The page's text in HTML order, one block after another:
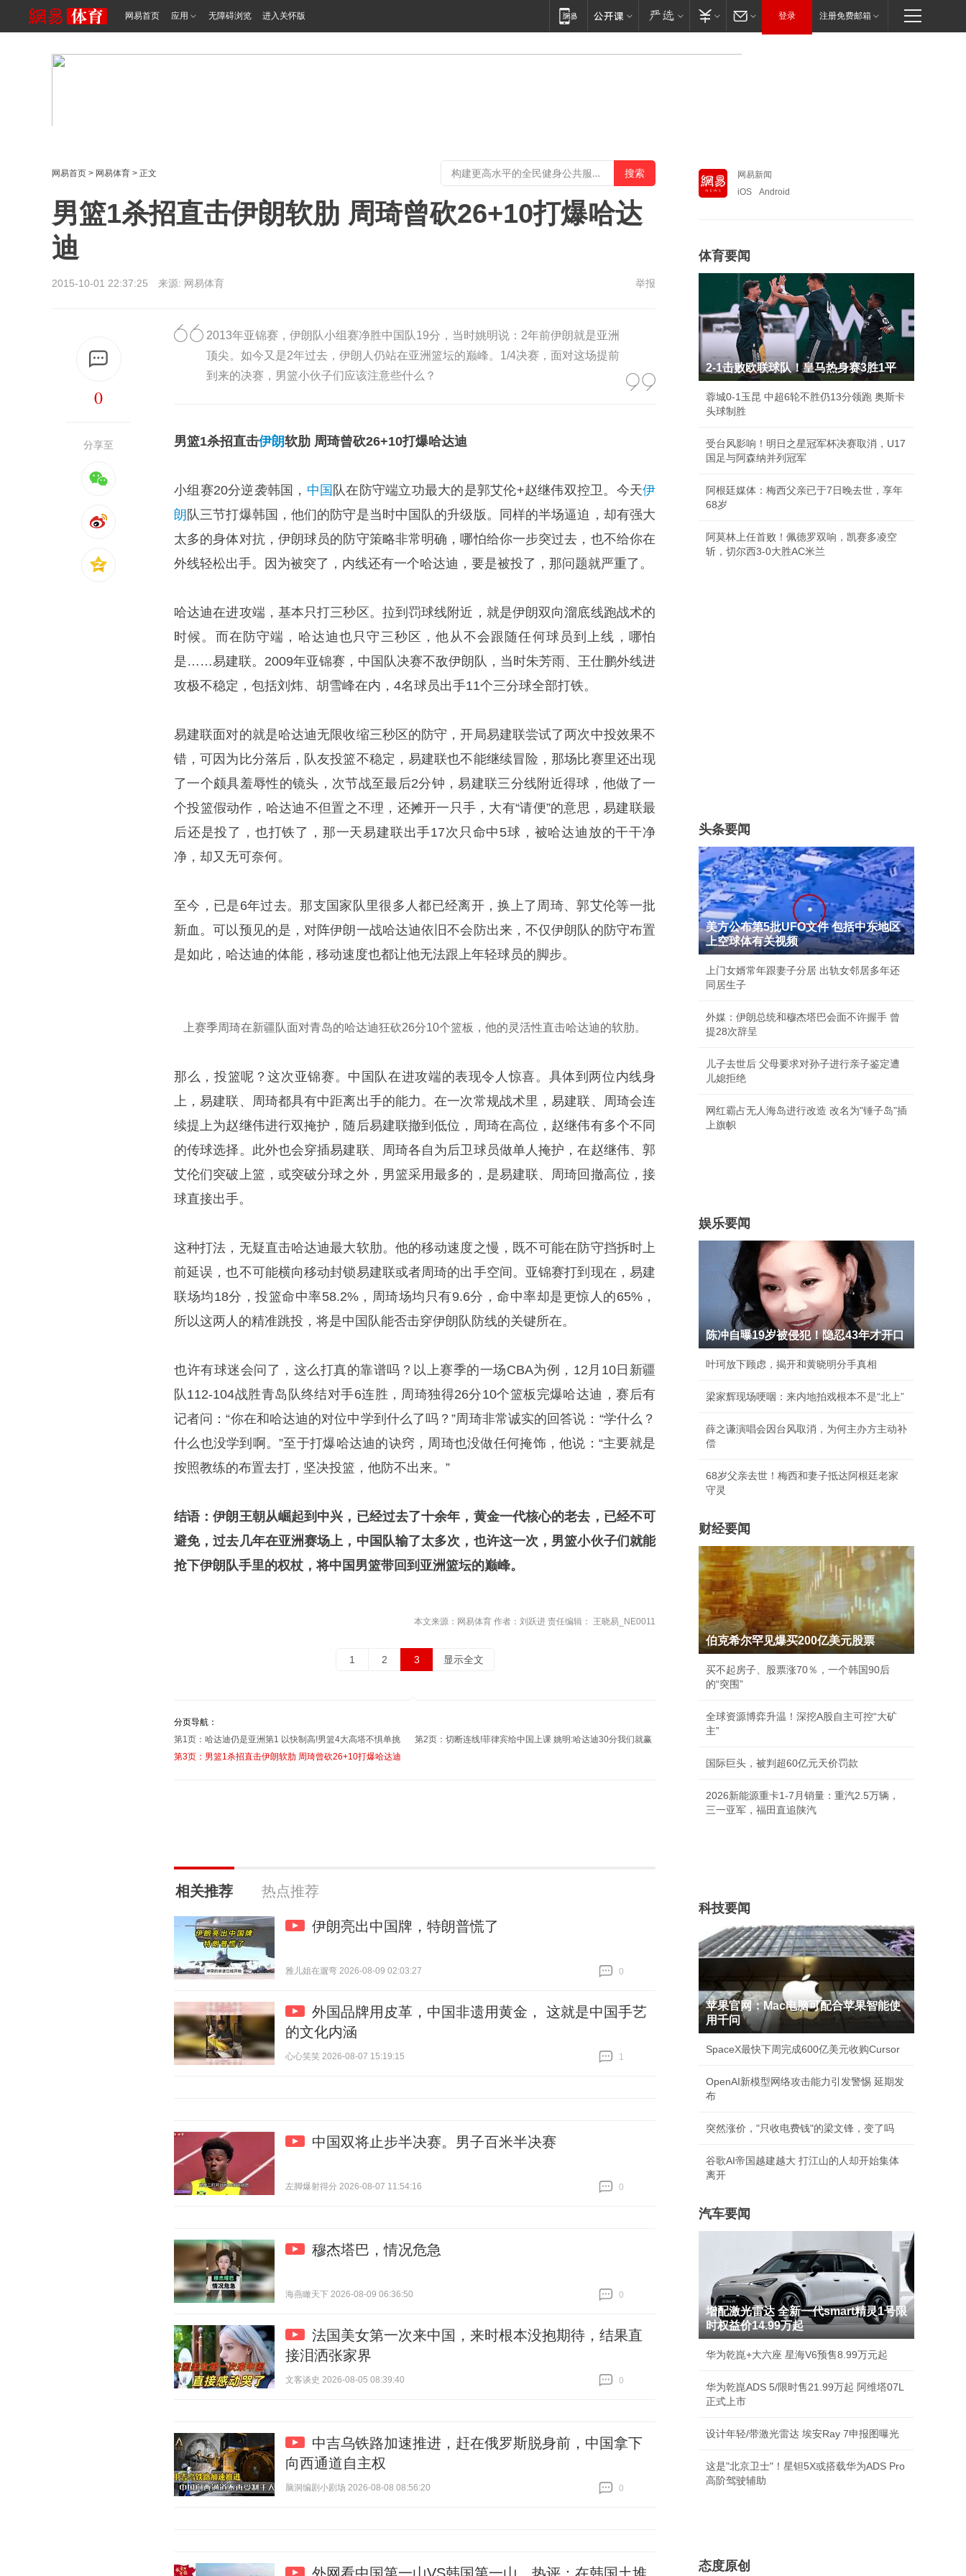
网易首页 应用 无障碍浏览 进入关怀版 登录 注册免费邮箱
网易首页 > 网易体育 > 正文
男篮1杀招直击伊朗软肋 周琦曾砍26+10打爆哈达
迪
2015-10-01 22:37:25 来源: 网易体育 举报
0
分享至
2013年亚锦赛，伊朗队小组赛净胜中国队19分，当时姚明说：2年前伊朗就是亚洲
顶尖。如今又是2年过去，伊朗人仍站在亚洲篮坛的巅峰。1/4决赛，面对这场提前
到来的决赛，男篮小伙子们应该注意些什么？
男篮1杀招直击伊朗软肋 周琦曾砍26+10打爆哈达迪
小组赛20分逆袭韩国， 中国 队在防守端立功最大的是郭艾伦+赵继伟双控卫。今天伊
朗 队三节打爆韩国，他们的防守是当时中国队的升级版。同样的半场逼迫，却有强大
太多的身体对抗，伊朗球员的防守策略非常明确，哪怕给你一步突过去，也不给你在
外线轻松出手。因为被突了，内线还有一个哈达迪，要是被投了，那问题就严重了。
哈达迪在进攻端，基本只打三秒区。拉到罚球线附近，就是伊朗双向溜底线跑战术的
时候。而在防守端，哈达迪也只守三秒区，他从不会跟随任何球员到上线，哪怕
是……易建联。2009年亚锦赛，中国队决赛不敌伊朗队，当时朱芳雨、王仕鹏外线进
攻极不稳定，包括刘炜、胡雪峰在内，4名球员出手11个三分球全部打铁。
易建联面对的就是哈达迪无限收缩三秒区的防守，开局易建联尝试了两次中投效果不
错，可因为比分落后，队友投篮不稳定，易建联也不能继续冒险，那场比赛里还出现
了一个颇具羞辱性的镜头，次节战至最后2分钟，易建联三分线附近得球，他做了一
个投篮假动作，哈达迪不但置之不理，还摊开一只手，大有“请便”的意思，易建联最
后还是投了，也打铁了，那一天易建联出手17次只命中5球，被哈达迪放的干干净
净，却又无可奈何。
至今，已是6年过去。那支国家队里很多人都已经离开，换上了周琦、郭艾伦等一批
新血。可以预见的是，对阵伊朗一战哈达迪依旧不会防出来，不仅伊朗队的防守布置
是如此，哈达迪的体能，移动速度也都让他无法跟上年轻球员的脚步。
上赛季周琦在新疆队面对青岛的哈达迪狂砍26分10个篮板，他的灵活性直击哈达迪的软肋。
那么，投篮呢？这次亚锦赛。中国队在进攻端的表现令人惊喜。具体到两位内线身
上，易建联、周琦都具有中距离出手的能力。在一次常规战术里，易建联、周琦会连
续提上为赵继伟进行双掩护，随后易建联撤到低位，周琦在高位，赵继伟有多个不同
的传球选择。此外也会穿插易建联、周琦各自为后卫球员做单人掩护，在赵继伟、郭
艾伦们突破上篮，或突破分球之外，男篮采用最多的，是易建联、周琦回撤高位，接
球直接出手。
这种打法，无疑直击哈达迪最大软肋。他的移动速度之慢，既不可能在防守挡拆时上
前延误，也不可能横向移动封锁易建联或者周琦的出手空间。亚锦赛打到现在，易建
联场均18分，投篮命中率58.2%，周琦场均只有9.6分，命中率却是更惊人的65%，
所以这两人的精准跳投，将是中国队能否击穿伊朗队防线的关键所在。
也许有球迷会问了，这么打真的靠谱吗？以上赛季的一场CBA为例，12月10日新疆
队112-104战胜青岛队终结对手6连胜，周琦独得26分10个篮板完爆哈达迪，赛后有
记者问：“你在和哈达迪的对位中学到什么了吗？”周琦非常诚实的回答说：“学什么？
什么也没学到啊。”至于打爆哈达迪的诀窍，周琦也没做任何掩饰，他说：“主要就是
按照教练的布置去打，坚决投篮，他防不出来。”
结语：伊朗王朝从崛起到中兴，已经过去了十余年，黄金一代核心的老去，已经不可
避免，过去几年在亚洲赛场上，中国队输了太多次，也许这一次，男篮小伙子们就能
抢下伊朗队手里的权杖，将中国男篮带回到亚洲篮坛的巅峰。
本文来源：网易体育 作者：刘跃进 责任编辑： 王晓易_NE0011
1 2 3 显示全文
分页导航：
第1页：哈达迪仍是亚洲第1 以快制高!男篮4大高塔不惧单挑
第2页：切断连线!菲律宾给中国上课 姚明:哈达迪30分我们就赢
第3页：男篮1杀招直击伊朗软肋 周琦曾砍26+10打爆哈达迪
相关推荐 热点推荐
伊朗亮出中国牌，特朗普慌了
雅儿姐在遛弯 2026-08-09 02:03:27
0
外国品牌用皮革，中国非遗用黄金， 这就是中国手艺
的文化内涵
心心笑笑 2026-08-07 15:19:15
1
中国双将止步半决赛。男子百米半决赛
左脚爆射得分 2026-08-07 11:54:16
0
穆杰塔巴，情况危急
海燕瞰天下 2026-08-09 06:36:50
0
法国美女第一次来中国，来时根本没抱期待，结果直
接泪洒张家界
文客谈史 2026-08-05 08:39:40
0
中吉乌铁路加速推进，赶在俄罗斯脱身前，中国拿下
向西通道自主权
脑洞编剧小剧场 2026-08-08 08:56:20
0
网易新闻
iOS
Android
体育要闻
2-1击败欧联球队！皇马热身赛3胜1平
蓉城0-1玉昆 中超6轮不胜仍13分领跑 奥斯卡
头球制胜
受台风影响！明日之星冠军杯决赛取消，U17
国足与阿森纳并列冠军
阿根廷媒体：梅西父亲已于7日晚去世，享年
68岁
阿莫林上任首败！佩德罗双响，凯赛多凌空
斩，切尔西3-0大胜AC米兰
头条要闻
美方公布第5批UFO文件 包括中东地区
上空球体有关视频
上门女婿常年跟妻子分居 出轨女邻居多年还
同居生子
外媒：伊朗总统和穆杰塔巴会面不许握手 曾
提28次辞呈
儿子去世后 父母要求对孙子进行亲子鉴定遭
儿媳拒绝
网红霸占无人海岛进行改造 改名为"锤子岛"插
上旗帜
娱乐要闻
陈冲自曝19岁被侵犯！隐忍43年才开口
叶珂放下顾虑，揭开和黄晓明分手真相
梁家辉现场哽咽：来内地拍戏根本不是“北上”
薛之谦演唱会因台风取消，为何主办方主动补
偿
68岁父亲去世！梅西和妻子抵达阿根廷老家
守灵
财经要闻
伯克希尔罕见爆买200亿美元股票
买不起房子、股票涨70％，一个韩国90后
的“突围”
全球资源博弈升温！深挖A股自主可控“大矿
主”
国际巨头，被判超60亿元天价罚款
2026新能源重卡1-7月销量：重汽2.5万辆，
三一亚军，福田直追陕汽
科技要闻
苹果官网：Mac电脑可配合苹果智能使
用千问
SpaceX最快下周完成600亿美元收购Cursor
OpenAI新模型网络攻击能力引发警惕 延期发
布
突然涨价，"只收电费钱"的梁文锋，变了吗
谷歌AI帝国越建越大 打江山的人却开始集体
离开
汽车要闻
增配激光雷达 全新一代smart精灵1号限
时权益价14.99万起
华为乾崑+大六座 星海V6预售8.99万元起
华为乾崑ADS 5/限时售21.99万起 阿维塔07L
正式上市
设计年轻/带激光雷达 埃安Ray 7申报图曝光
这是"北京卫士"！星钽5X或搭载华为ADS Pro
高阶驾驶辅助
态度原创